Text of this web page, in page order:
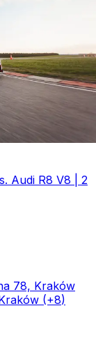
Audi R8 V8 | 2
78, Kraków
(+8)